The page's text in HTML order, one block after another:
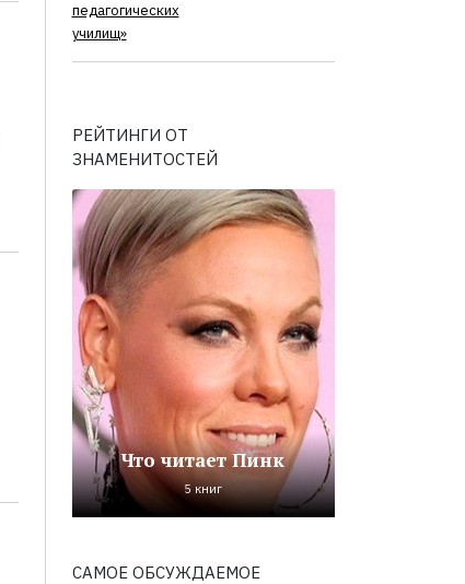
педагогических
училищ»
РЕЙТИНГИ ОТ
ЗНАМЕНИТОСТЕЙ
Что читает Пинк
5 книг
САМОЕ ОБСУЖДАЕМОЕ